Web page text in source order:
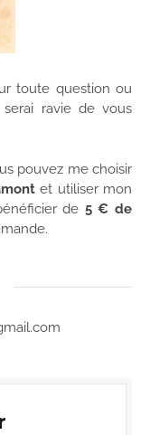
toute question ou
ravie de vous
pouvez me choisir
et utiliser mon
de 5 € de